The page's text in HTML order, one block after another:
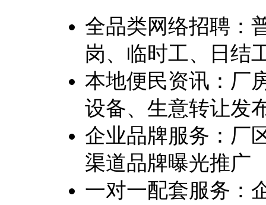
全品类网络招聘：
岗、临时工、日结
本地便民资讯：厂
设备、生意转让发
企业品牌服务：厂
渠道品牌曝光推广
一对一配套服务：